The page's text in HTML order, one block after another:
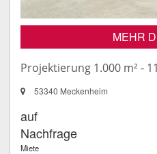
MEHR
Projektierung 1.000 m² -
53340 Meckenheim
auf
Nachfrage
Miete